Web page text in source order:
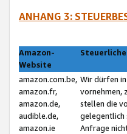
ANHANG 3:
Amazon-
Website
amazon.com.be,
amazon.fr,
amazon.de,
audible.de,
amazon.ie
Wir dürfen
vornehmen,
stellen die
gelegentlich
Anfrage